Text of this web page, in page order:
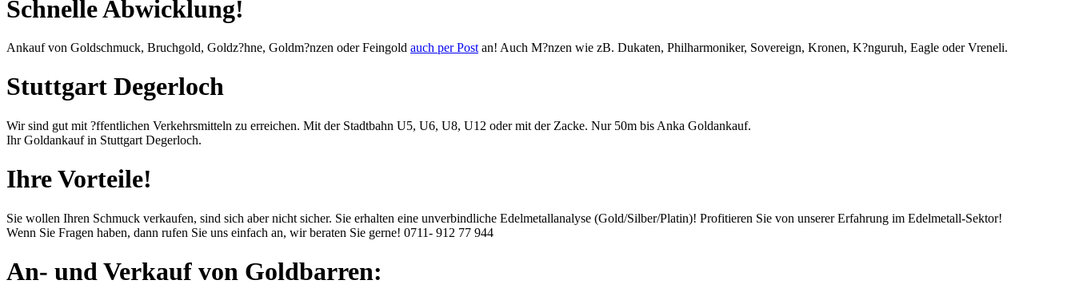
Schnelle Abwicklung!
Ankauf von Goldschmuck, Bruchgold, Goldz?hne, Goldm?nzen oder Feingold auch per Post an! Auch M?nzen wie zB. Dukaten, Philharmoniker, Sovereign, Kronen, K?nguruh, Eagle oder Vreneli.
Stuttgart Degerloch
Wir sind gut mit ?ffentlichen Verkehrsmitteln zu erreichen. Mit der Stadtbahn U5, U6, U8, U12 oder mit der Zacke. Nur 50m bis Anka Goldankauf.
Ihr Goldankauf in Stuttgart Degerloch.
Ihre Vorteile!
Sie wollen Ihren Schmuck verkaufen, sind sich aber nicht sicher. Sie erhalten eine unverbindliche Edelmetallanalyse (Gold/Silber/Platin)! Profitieren Sie von unserer Erfahrung im Edelmetall-Sektor!
Wenn Sie Fragen haben, dann rufen Sie uns einfach an, wir beraten Sie gerne! 0711- 912 77 944
An- und Verkauf von Goldbarren: